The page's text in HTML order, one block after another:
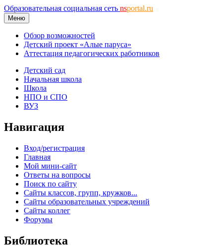
Образовательная социальная сеть nsportal.ru
Меню
Обзор возможностей
Детский проект «Алые паруса»
Аттестация педагогических работников
Детский сад
Начальная школа
Школа
НПО и СПО
ВУЗ
Навигация
Вход/регистрация
Главная
Мой мини-сайт
Ответы на вопросы
Поиск по сайту
Сайты классов, групп, кружков...
Сайты образовательных учреждений
Сайты коллег
Форумы
Библиотека